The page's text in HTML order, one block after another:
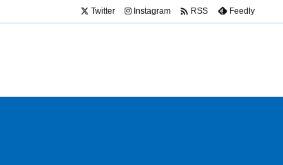
Twitter Instagram  RSS Feedly